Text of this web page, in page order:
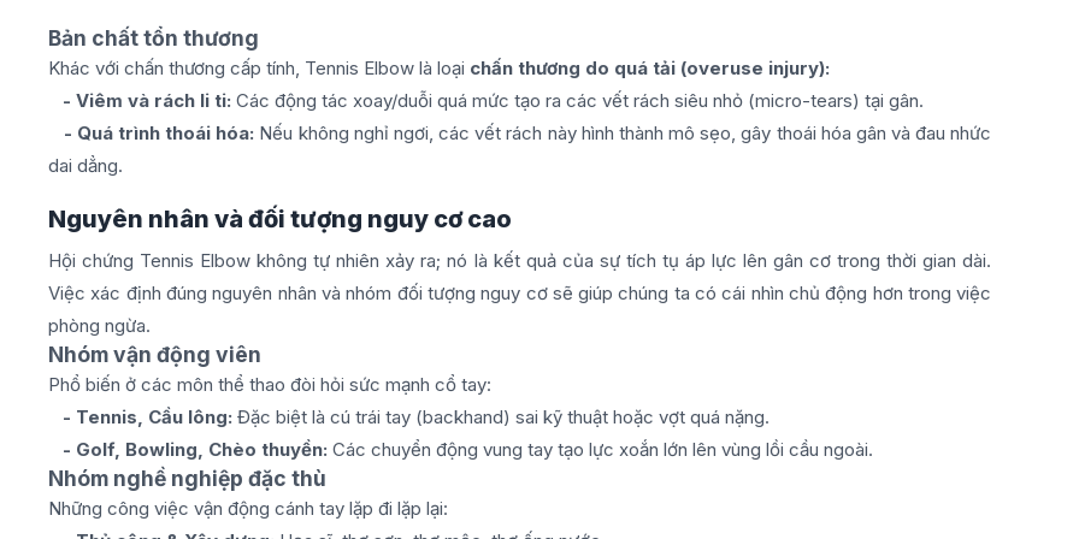
Bản chất tổn thương
Khác với chấn thương cấp tính, Tennis Elbow là loại chấn thương do quá tải (overuse injury):
- Viêm và rách li ti: Các động tác xoay/duỗi quá mức tạo ra các vết rách siêu nhỏ (micro-tears) tại gân.
- Quá trình thoái hóa: Nếu không nghỉ ngơi, các vết rách này hình thành mô sẹo, gây thoái hóa gân và đau nhức
dai dẳng.
Nguyên nhân và đối tượng nguy cơ cao
Hội chứng Tennis Elbow không tự nhiên xảy ra; nó là kết quả của sự tích tụ áp lực lên gân cơ trong thời gian dài.
Việc xác định đúng nguyên nhân và nhóm đối tượng nguy cơ sẽ giúp chúng ta có cái nhìn chủ động hơn trong việc
phòng ngừa.
Nhóm vận động viên
Phổ biến ở các môn thể thao đòi hỏi sức mạnh cổ tay:
- Tennis, Cầu lông: Đặc biệt là cú trái tay (backhand) sai kỹ thuật hoặc vợt quá nặng.
- Golf, Bowling, Chèo thuyền: Các chuyển động vung tay tạo lực xoắn lớn lên vùng lồi cầu ngoài.
Nhóm nghề nghiệp đặc thù
Những công việc vận động cánh tay lặp đi lặp lại: